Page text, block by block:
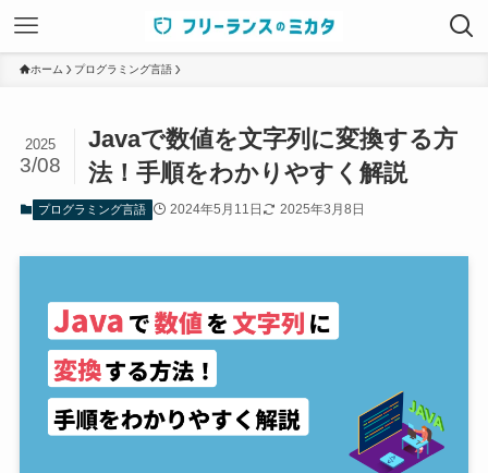
ホーム プログラミング言語
Javaで数値を文字列に変換する方
法！手順をわかりやすく解説
2025
3/08
プログラミング言語 2024年5月11日 2025年3月8日